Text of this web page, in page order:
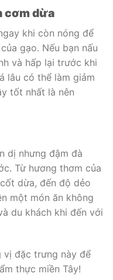
cơm dừa
khi còn nóng để
gạo. Nếu bạn nấu
và hấp lại trước khi
lâu có thể làm giảm
tốt nhất là nên
dị nhưng đậm đà
Từ hương thơm của
dừa, đến độ dẻo
một món ăn không
du khách khi đến với
vị đặc trưng này để
thực miền Tây!